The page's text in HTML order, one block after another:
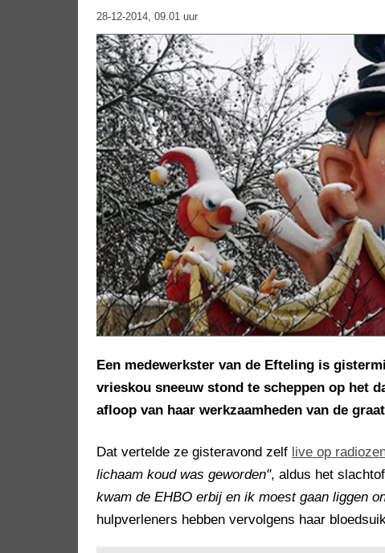
28-12-2014, 09.01 uur
Een medewerkster van de Efteling is
vrieskou sneeuw stond te scheppen op het
afloop van haar werkzaamheden van de
Dat vertelde ze gisteravond zelf live op
lichaam koud was geworden", aldus het
kwam de EHBO erbij en ik moest gaan liggen
hulpverleners hebben vervolgens haar